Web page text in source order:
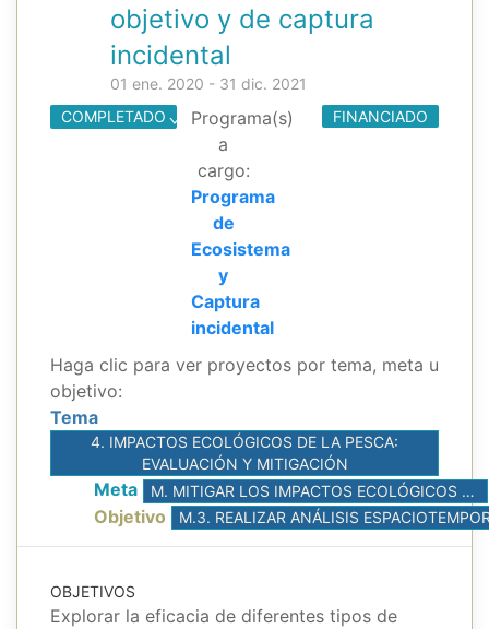
objetivo y de captura
incidental
01 ene. 2020 - 31 dic. 2021
COMPLETADO
Programa(s)
a
cargo:
Programa
de
Ecosistema
y
Captura
incidental
FINANCIADO
Haga clic para ver proyectos por tema, meta u
objetivo:
Tema
4. IMPACTOS ECOLÓGICOS DE LA PESCA:
EVALUACIÓN Y MITIGACIÓN
Meta M. MITIGAR LOS IMPACTOS ECOLÓGICOS DE LAS PESQUERÍAS ATUNERAS
Objetivo
OBJETIVOS
Explorar la eficacia de diferentes tipos de